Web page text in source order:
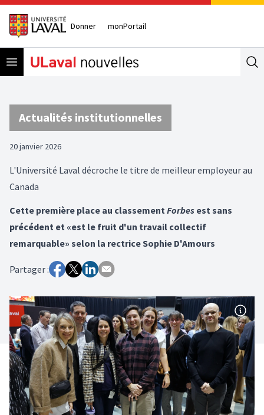
Donner monPortail
Open menu
Actualités institutionnelles
20 janvier 2026
L'Université Laval décroche le titre de meilleur employeur au
Canada
Cette première place au classement Forbes est sans
précédent et «est le fruit d'un travail collectif
remarquable» selon la rectrice Sophie D'Amours
Partager :